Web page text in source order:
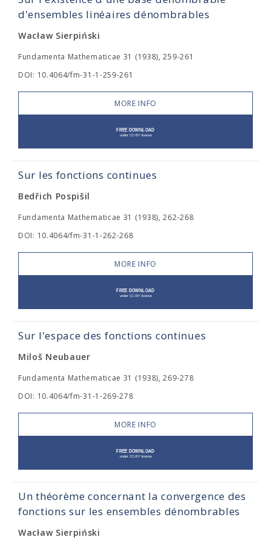
d'ensembles linéaires dénombrables
Wacław Sierpiński
Fundamenta Mathematicae 31 (1938), 259-261
DOI: 10.4064/fm-31-1-259-261
MORE INFO
Sur les fonctions continues
Bedřich Pospišil
Fundamenta Mathematicae 31 (1938), 262-268
DOI: 10.4064/fm-31-1-262-268
MORE INFO
Sur l'espace des fonctions continues
Miloš Neubauer
Fundamenta Mathematicae 31 (1938), 269-278
DOI: 10.4064/fm-31-1-269-278
MORE INFO
Un théorème concernant la convergence des
fonctions sur les ensembles dénombrables
Wacław Sierpiński